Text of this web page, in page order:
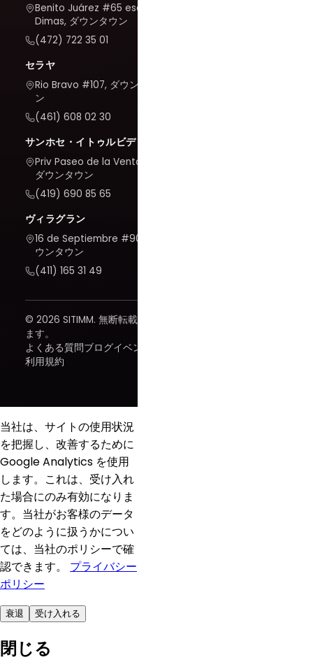
Benito Juárez #65 esq. San
Dimas, ダウンタウン
(472) 722 35 01
セラヤ
Rio Bravo #107, ダウンタウ
ン
(461) 608 02 30
サンホセ・イトゥルビデ
Priv Paseo de la Venta #7,
ダウンタウン
(419) 690 85 65
ヴィラグラン
16 de Septiembre #909, ダ
ウンタウン
(411) 165 31 49
© 2026 SITIMM. 無断転載を禁じ
ます。
よくある質問ブログイベント
利用規約
当社は、サイトの使用状況
を把握し、改善するために
Google Analytics を使用
します。これは、受け入れ
た場合にのみ有効になりま
す。当社がお客様のデータ
をどのように扱うかについ
ては、当社のポリシーで確
認できます。
プライバシー
ポリシー
衰退 受け入れる
閉じる